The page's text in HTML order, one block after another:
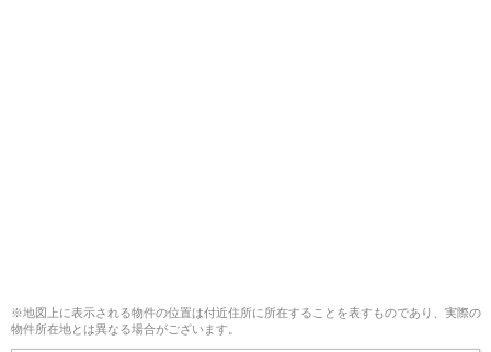
※地図上に表示される物件の位置は付近住所に所在することを表すものであり、実際の
物件所在地とは異なる場合がございます。